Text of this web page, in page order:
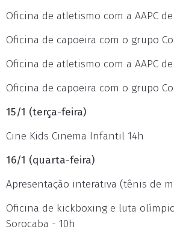
Oficina de atletismo com a AAPC
Oficina de capoeira com o grupo
Oficina de atletismo com a AAPC
Oficina de capoeira com o grupo
15/1 (terça-feira)
Cine Kids Cinema Infantil 14h
16/1 (quarta-feira)
Apresentação interativa (tênis de
Oficina de kickboxing e luta
Sorocaba - 10h